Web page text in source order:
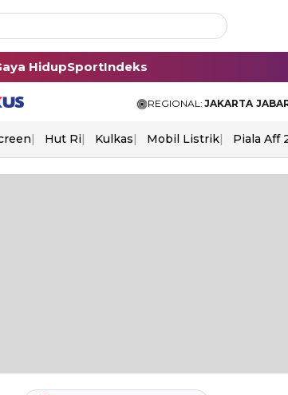
HidupSportIndeks
REGIONAL: JAKARTA
Hut Ri Kulkas Mobil Listrik Piala Aff